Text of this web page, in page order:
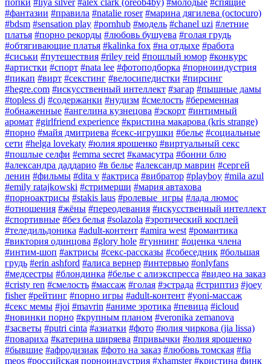
попки #liya silver #alex clark (oreob4by) #молодые #спящие
#фантазии #правила #natalie roser #марина дягилева (octocuro)
#bdsm #sensation play #pornhub #модель #chanel uzi #летние
платья #порно рекорды #любовь бушуева #голая грудь
#обтягивающие платья #kalinka fox #на отдыхе #работа
#сиськи #путешествия #riley reid #пошлый юмор #конкурс
#артистки #спорт #nata lee #фотоподборка #порноиндустрия
#пикап #вирт #секстинг #велосипедистки #пирсинг
#hegre.com #искусственный интеллект #загар #пышные дамы
#topless dj #содержанки #нудизм #смелость #беременная
#обнаженные #ангелина кузнецова #эскорт #интимный
аромат #girlfriend experience #кристина макарова (kris strange)
#порно #майя дмитриева #секс-игрушки #белье #социальные
сети #helga lovekaty #юлия ярошенко #виртуальный секс
#пошлые селфи #emma secret #камасутра #бонни блю
#александра даддарио #в белье #александр маврин #сергей
ленин #фильмы #dita v #актриса #вибратор #playboy #mila azul
#emily ratajkowski #стримерши #мария автахова
#порноактрисы #stakis laus #ролевые_игры #лада люмос
#отношения #жëны #переодевания #искусственный интеллект
#спортивные #без белья #solazola #эротический косплей
#теледильдоника #adult-контент #amira west #романтика
#виктория одинцова #glory hole #гуннинг #оценка члена
#интим-шоп #актрисы #секс-рассказы #собеседник #большая
грудь #erin ashford #алиса вернер #интервью #onlyfans
#медсестры #блондинка #белье с алиэкспресса #видео на заказ
#cristy ren #смелость #массаж #голая #эстрада #стриптиз #joey
fisher #рейтинг #порно игры #adult-контент #yoni-массаж
#секс мемы #joi #mavrin #аниме эротика #певица #icloud
#новинки порно #крупным планом #veronika zemanova
#засветы #putri cinta #азиатки #фото #юлия чиркова (jia lissa)
#повариха #катерина ширяева #привычки #юлия ярошенко
#бывшие #афродизиак #фото на заказ #любовь томская #fia
meos #российская порноиндустрия #xhamster #кристина финк